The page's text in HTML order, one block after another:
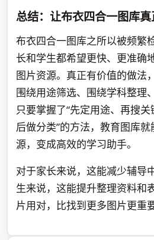
总结：让布衣四合一图库
布衣四合一图库之所以被频繁
长和学生都希望更快、更准确
图片资源。真正有价值的做法
围绕用途筛选、围绕学科整理
只要掌握了“先定用途、再搜
后做分类”的方法，教育图库
源，变成高效的学习助手。
对于家长来说，这能减少辅导
生来说，这能提升整理资料和
片用对，比找到更多图片更重要